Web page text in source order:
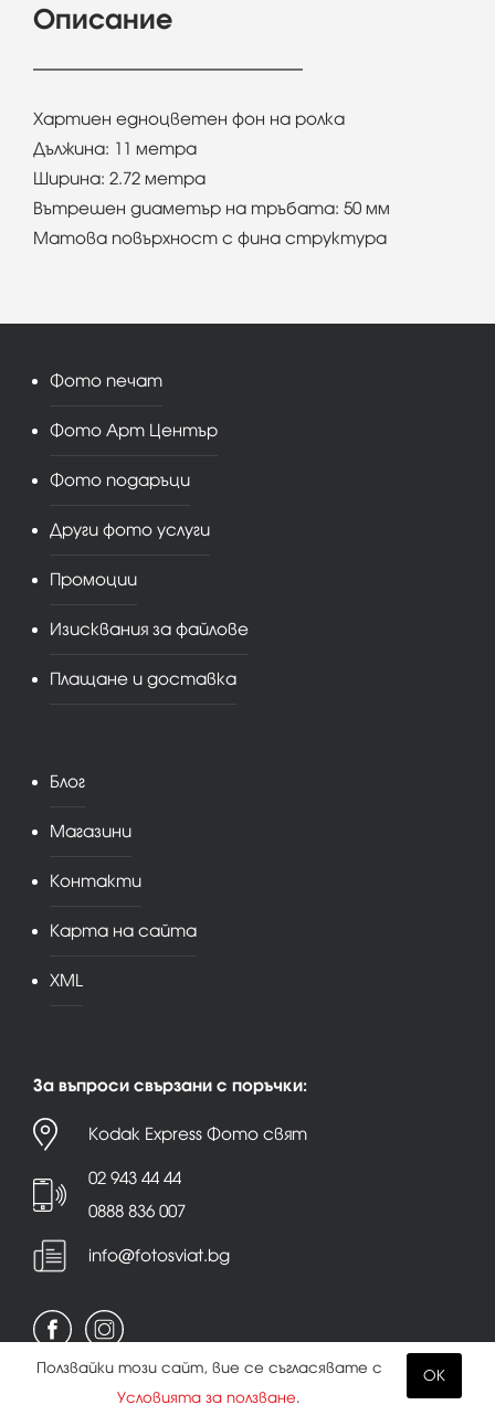
Описание
Хартиен едноцветен фон на ролка
Дължина: 11 метра
Ширина: 2.72 метра
Вътрешен диаметър на тръбата: 50 мм
Матова повърхност с фина структура
Фото печат
Фото Арт Център
Фото подаръци
Други фото услуги
Промоции
Изисквания за файлове
Плащане и доставка
Блог
Магазини
Контакти
Карта на сайта
XML
За въпроси свързани с поръчки:
Kodak Express Фото свят
02 943 44 44
0888 836 007
info@fotosviat.bg
OK
Ползвайки този сайт, вие се съгласявате с
Условията за ползване.